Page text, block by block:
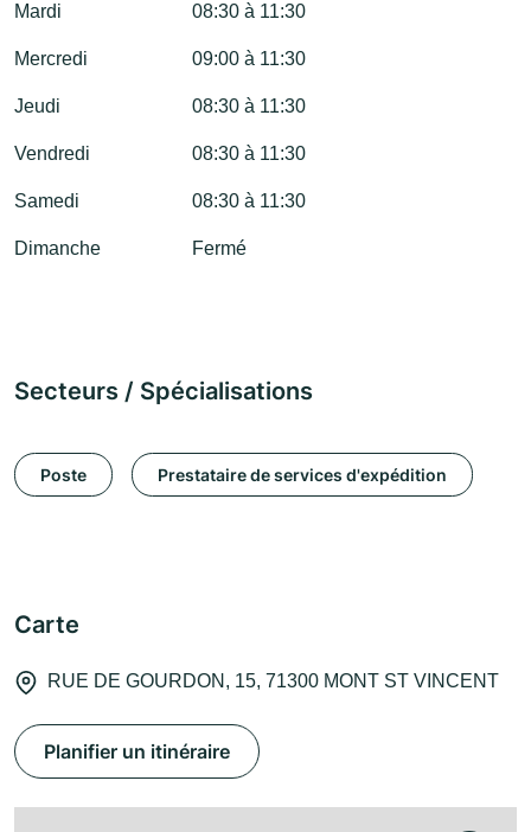
Mardi 08:30 à 11:30
Mercredi 09:00 à 11:30
Jeudi 08:30 à 11:30
Vendredi 08:30 à 11:30
Samedi 08:30 à 11:30
Dimanche Fermé
Secteurs / Spécialisations
Poste Prestataire de services d'expédition
Carte
RUE DE GOURDON, 15, 71300 MONT ST VINCENT
Planifier un itinéraire